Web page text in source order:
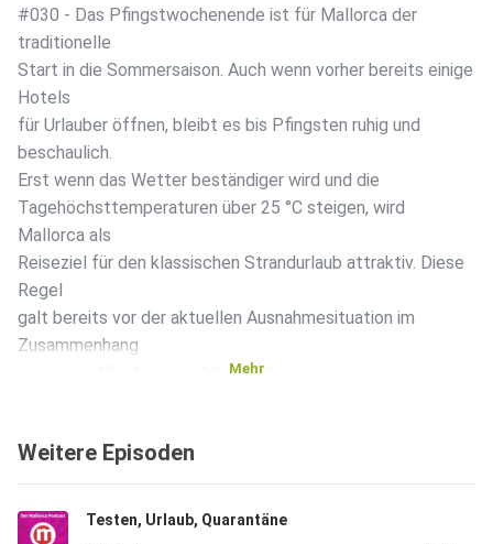
#030 - Das Pfingstwochenende ist für Mallorca der
traditionelle
Start in die Sommersaison. Auch wenn vorher bereits einige
Hotels
für Urlauber öffnen, bleibt es bis Pfingsten ruhig und
beschaulich.
Erst wenn das Wetter beständiger wird und die
Tagehöchsttemperaturen über 25 °C steigen, wird
Mallorca als
Reiseziel für den klassischen Strandurlaub attraktiv. Diese
Regel
galt bereits vor der aktuellen Ausnahmesituation im
Zusammenhang
mit Covid-19. (Ausgabe Mai 2021)
Mehr
Weitere Episoden
Testen, Urlaub, Quarantäne